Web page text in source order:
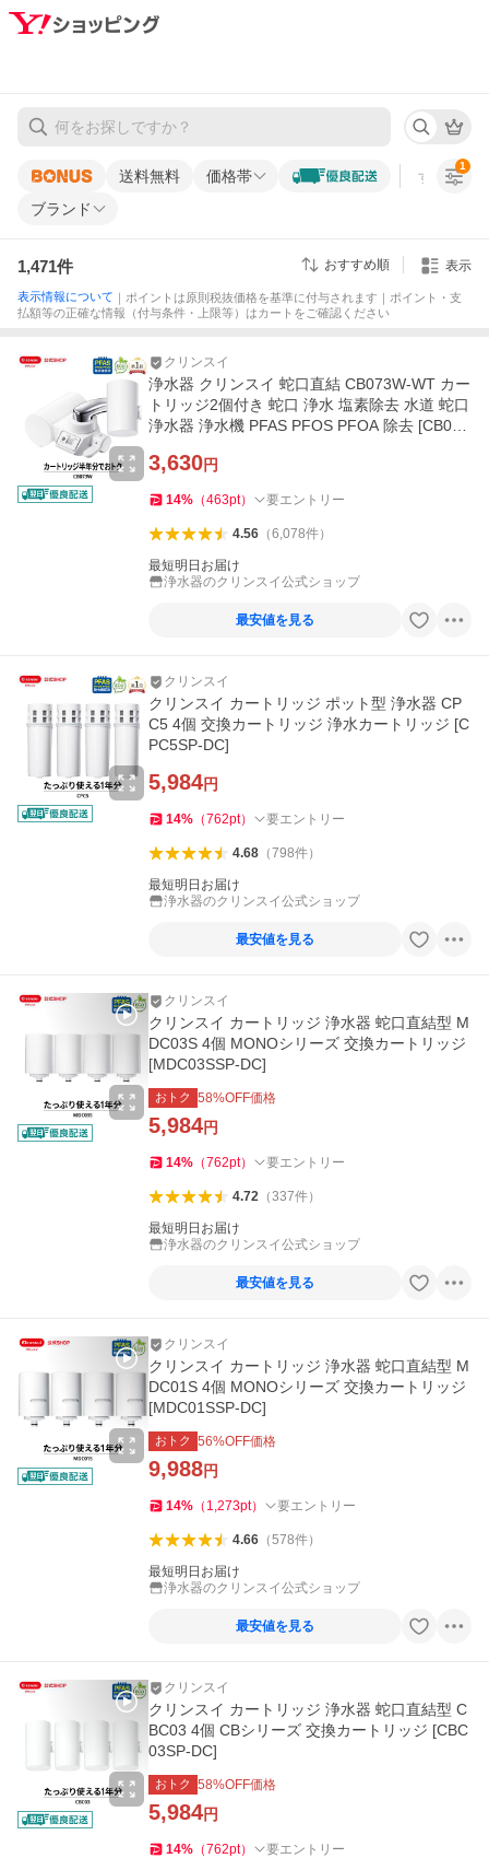
送料無料 価格帯 すべての条
ブランド
1
1,471件 おすすめ順 表示
表示情報について ｜ポイントは原則税抜価格を基準に付与されます｜ポイント・支
払額等の正確な情報（付与条件・上限等）はカートをご確認ください
クリンスイ
浄水器 クリンスイ 蛇口直結 CB073W-WT カー
トリッジ2個付き 蛇口 浄水 塩素除去 水道 蛇口
浄水器 浄水機 PFAS PFOS PFOA 除去 [CB073
3,630円
14% （463pt） 要エントリー
4.56（6,078件）
最短明日お届け
浄水器のクリンスイ公式ショップ
最安値を見る
クリンスイ
クリンスイ カートリッジ ポット型 浄水器 CP
C5 4個 交換カートリッジ 浄水カートリッジ [C
PC5SP-DC]
5,984円
14% （762pt） 要エントリー
4.68（798件）
最短明日お届け
浄水器のクリンスイ公式ショップ
最安値を見る
クリンスイ
クリンスイ カートリッジ 浄水器 蛇口直結型 M
DC03S 4個 MONOシリーズ 交換カートリッジ
[MDC03SSP-DC]
おトク 58%OFF価格
5,984円
14% （762pt） 要エントリー
4.72（337件）
最短明日お届け
浄水器のクリンスイ公式ショップ
最安値を見る
クリンスイ
クリンスイ カートリッジ 浄水器 蛇口直結型 M
DC01S 4個 MONOシリーズ 交換カートリッジ
[MDC01SSP-DC]
おトク 56%OFF価格
9,988円
14% （ 1,273pt） 要エントリー
4.66（578件）
最短明日お届け
浄水器のクリンスイ公式ショップ
最安値を見る
クリンスイ
クリンスイ カートリッジ 浄水器 蛇口直結型 C
BC03 4個 CBシリーズ 交換カートリッジ [CBC
03SP-DC]
おトク 58%OFF価格
5,984円
14% （762pt） 要エントリー